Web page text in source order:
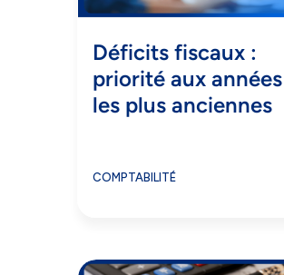
Déficits fiscaux :
priorité aux années
les plus anciennes
COMPTABILITÉ